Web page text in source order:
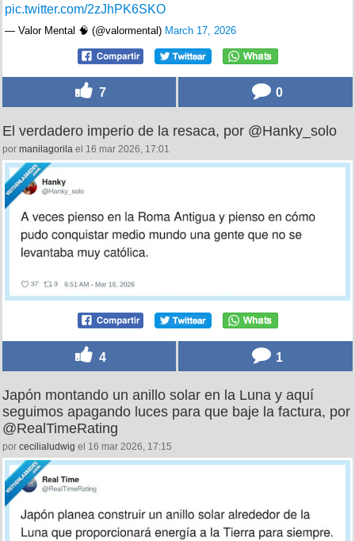
pic.twitter.com/2zJhPK6SKO
— Valor Mental 🧠 (@valormental) March 17, 2026
7 0
El verdadero imperio de la resaca, por @Hanky_solo
por manilagorila el 16 mar 2026, 17:01
4 1
Japón montando un anillo solar en la Luna y aquí
seguimos apagando luces para que baje la factura, por
@RealTimeRating
por cecilialudwig el 16 mar 2026, 17:15